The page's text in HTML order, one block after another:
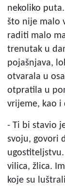
nekoliko
što nije malo
raditi malo
trenutak u
pojašnjava,
otvarala u
otpratila u
vrijeme, kao i
- Ti bi stavio
svoju, govori
vilica, žlica.
koje su